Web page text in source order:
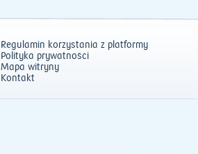
Regulamin korzystania z platformy
Polityka prywatności
Mapa witryny
Kontakt